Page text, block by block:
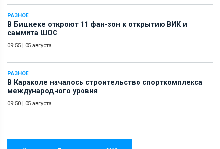
РАЗНОЕ
В Бишкеке откроют 11 фан-зон к открытию ВИК и
саммита ШОС
09:55 | 05 августа
РАЗНОЕ
В Караколе началось строительство спорткомплекса
международного уровня
09:50 | 05 августа